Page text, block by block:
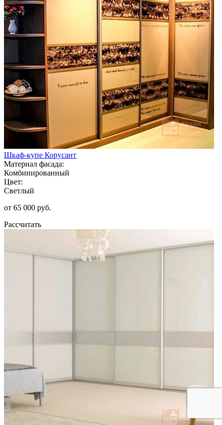
Шкаф-купе Корусант
Материал фасада:
Комбинированный
Цвет:
Светлый
от 65 000 руб.
Рассчитать